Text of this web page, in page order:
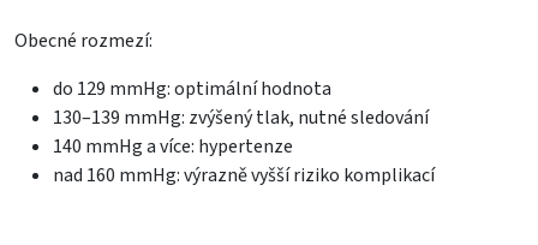
Obecné rozmezí:
do 129 mmHg: optimální hodnota
130–139 mmHg: zvýšený tlak, nutné sledování
140 mmHg a více: hypertenze
nad 160 mmHg: výrazně vyšší riziko komplikací